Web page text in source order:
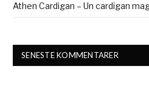
Athen Cardigan – Un cardigan
SENESTE KOMMENTARER